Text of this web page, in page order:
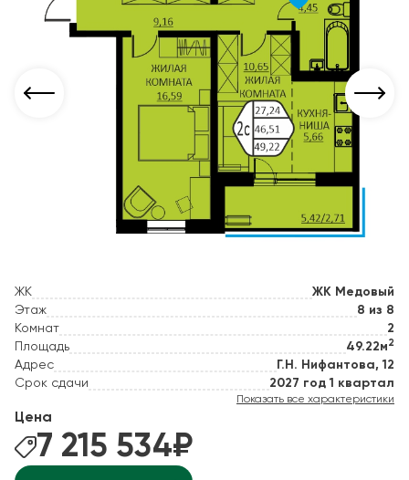
ЖК
ЖК Медовый
Этаж
8 из 8
Комнат
2
Площадь
49.22м 2
Адрес
Г.Н. Нифантова, 12
Срок сдачи
2027 год 1 квартал
Показать все характеристики
Цена
7 215 534₽